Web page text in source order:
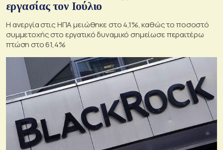
εργασίας τον Ιούλιο
Η ανεργία στις ΗΠΑ μειώθηκε στο 4,1%, καθώς το ποσοστό
συμμετοχής στο εργατικό δυναμικό σημείωσε περαιτέρω
πτώση στο 61,4%